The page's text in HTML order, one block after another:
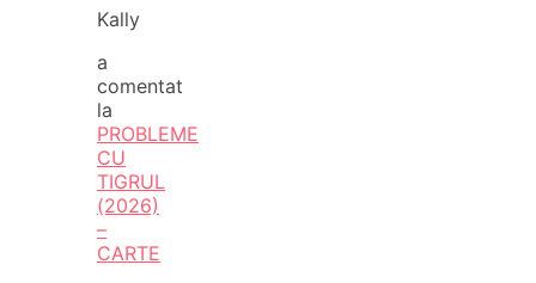
Kally
a
comentat
la
PROBLEME
CU
TIGRUL
(2026)
–
CARTE